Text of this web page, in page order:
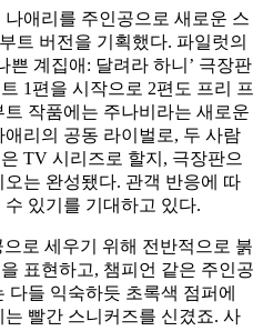
애리를 주인공으로 새로운 스
트 버전을 기획했다. 파일럿의
쁜 계집애: 달려라 하니’ 극장판
1편을 시작으로 2편도 프리 프
작품에는 주나비라는 새로운
리의 공동 라이벌로, 두 사람
TV 시리즈로 할지, 극장판으
는 완성됐다. 관객 반응에 따
있기를 기대하고 있다.
로 세우기 위해 전반적으로 붉
표현하고, 챔피언 같은 주인공
다들 익숙하듯 초록색 점퍼에
빨간 스니커즈를 신겼죠. 사